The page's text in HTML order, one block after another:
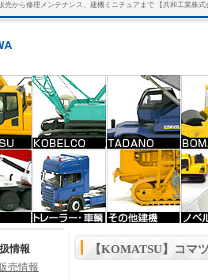
売から修理メンテナンス、建機ミニチュアまで 【共和工業株式
情報
売情報
【KOMATSU】コ